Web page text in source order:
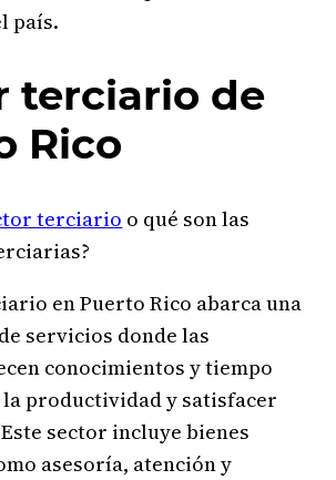
país.
terciario de
Rico
terciario o qué son las
en Puerto Rico abarca una
servicios donde las
conocimientos y tiempo
productividad y satisfacer
sector incluye bienes
asesoría, atención y